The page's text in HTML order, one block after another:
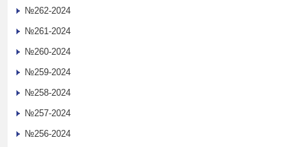
№262-2024
№261-2024
№260-2024
№259-2024
№258-2024
№257-2024
№256-2024